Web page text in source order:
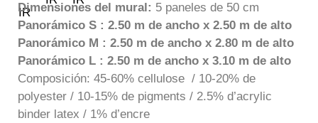
Dimensiones del mural: 5 paneles de 50 cm
Panorámico S : 2.50 m de ancho x 2.50 m de alto
Panorámico M : 2.50 m de ancho x 2.80 m de alto
Panorámico L : 2.50 m de ancho x 3.10 m de alto
Composición: 45-60% cellulose / 10-20% de
polyester / 10-15% de pigments / 2.5% d’acrylic
binder latex / 1% d’encre